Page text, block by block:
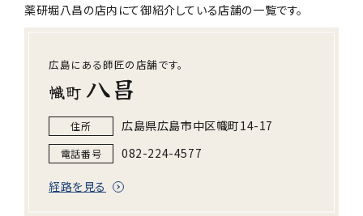
薬研堀八昌の店内にて御紹介している店舗の一覧です。
広島にある師匠の店舗です。
幟町 八昌
住所 広島県広島市中区幟町14-17
電話番号 082-224-4577
経路を見る